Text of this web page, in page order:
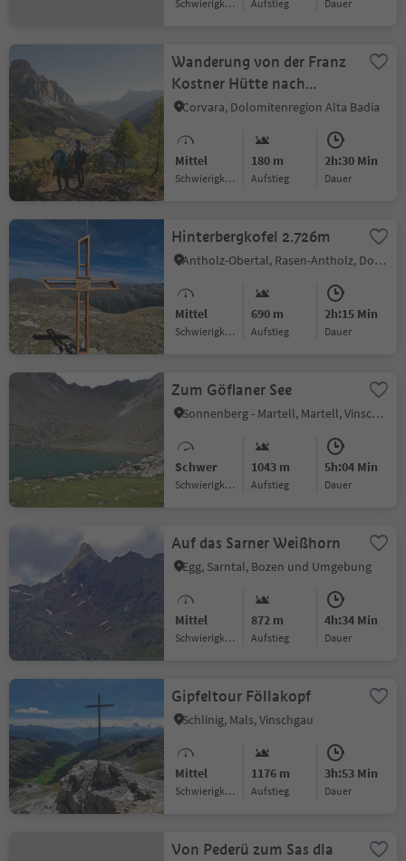
Schwierigkeitsgrad Aufstieg Dauer
Wanderung von der Franz
Kostner Hütte nach
Corvara über Crëp de Sela
Corvara, Dolomitenregion Alta Badia
Mittel
Schwierigkeitsgrad
180 m
Aufstieg
2h:30 Min
Dauer
Hinterbergkofel 2.726m
Antholz-Obertal, Rasen-Antholz, Dolomitenregion Kronplatz
Mittel
Schwierigkeitsgrad
690 m
Aufstieg
2h:15 Min
Dauer
Zum Göflaner See
Sonnenberg - Martell, Martell, Vinschgau
Schwer
Schwierigkeitsgrad
1043 m
Aufstieg
5h:04 Min
Dauer
Auf das Sarner Weißhorn
Egg, Sarntal, Bozen und Umgebung
Mittel
Schwierigkeitsgrad
872 m
Aufstieg
4h:34 Min
Dauer
Gipfeltour Föllakopf
Schlinig, Mals, Vinschgau
Mittel
Schwierigkeitsgrad
1176 m
Aufstieg
3h:53 Min
Dauer
Von Pederü zum Sas dla